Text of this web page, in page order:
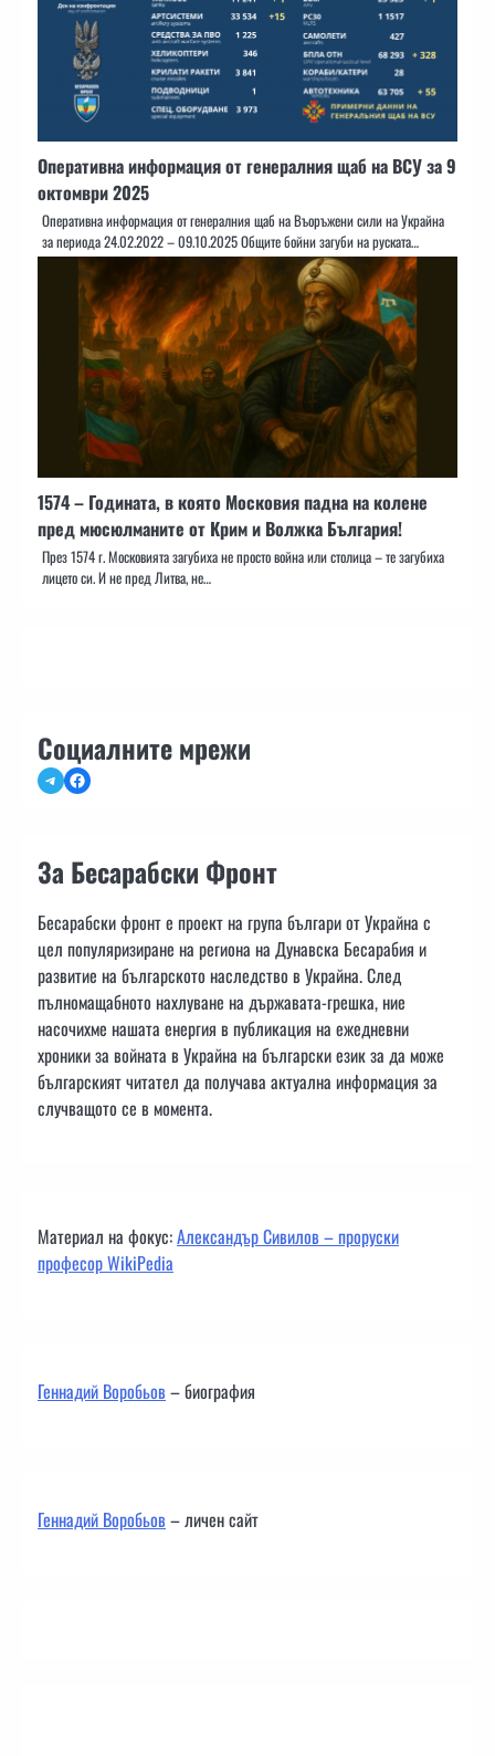
Оперативна информация от генералния щаб на ВСУ за 9
октомври 2025
Оперативна информация от генералния щаб на Въоръжени сили на Украйна
за периода 24.02.2022 – 09.10.2025 Общите бойни загуби на руската…
1574 – Годината, в която Московия падна на колене
пред мюсюлманите от Крим и Волжка България!
През 1574 г. Московията загубиха не просто война или столица – те загубиха
лицето си. И не пред Литва, не…
Социалните мрежи
TelegramFacebook
За Бесарабски Фронт
Бесарабски фронт е проект на група българи от Украйна с
цел популяризиране на региона на Дунавска Бесарабия и
развитие на българското наследство в Украйна. След
пълномащабното нахлуване на държавата-грешка, ние
насочихме нашата енергия в публикация на ежедневни
хроники за войната в Украйна на български език за да може
българският читател да получава актуална информация за
случващото се в момента.
Материал на фокус:Александър Сивилов – проруски
професор WikiPedia
Геннадий Воробьов– биография
Геннадий Воробьов– личен сайт